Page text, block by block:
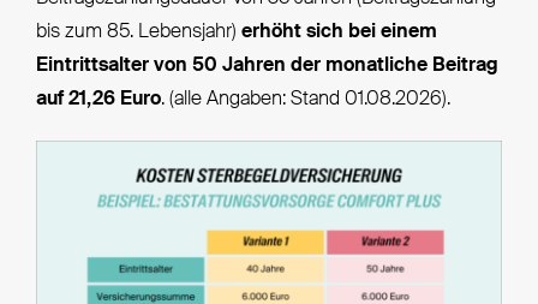
bis zum 85. Lebensjahr) erhöht sich bei einem
Eintrittsalter von 50 Jahren der monatliche Beitrag
auf 21,26 Euro. (alle Angaben: Stand 01.08.2026).